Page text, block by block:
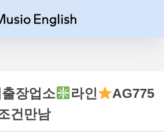
장업소 라인
AG775
건만남